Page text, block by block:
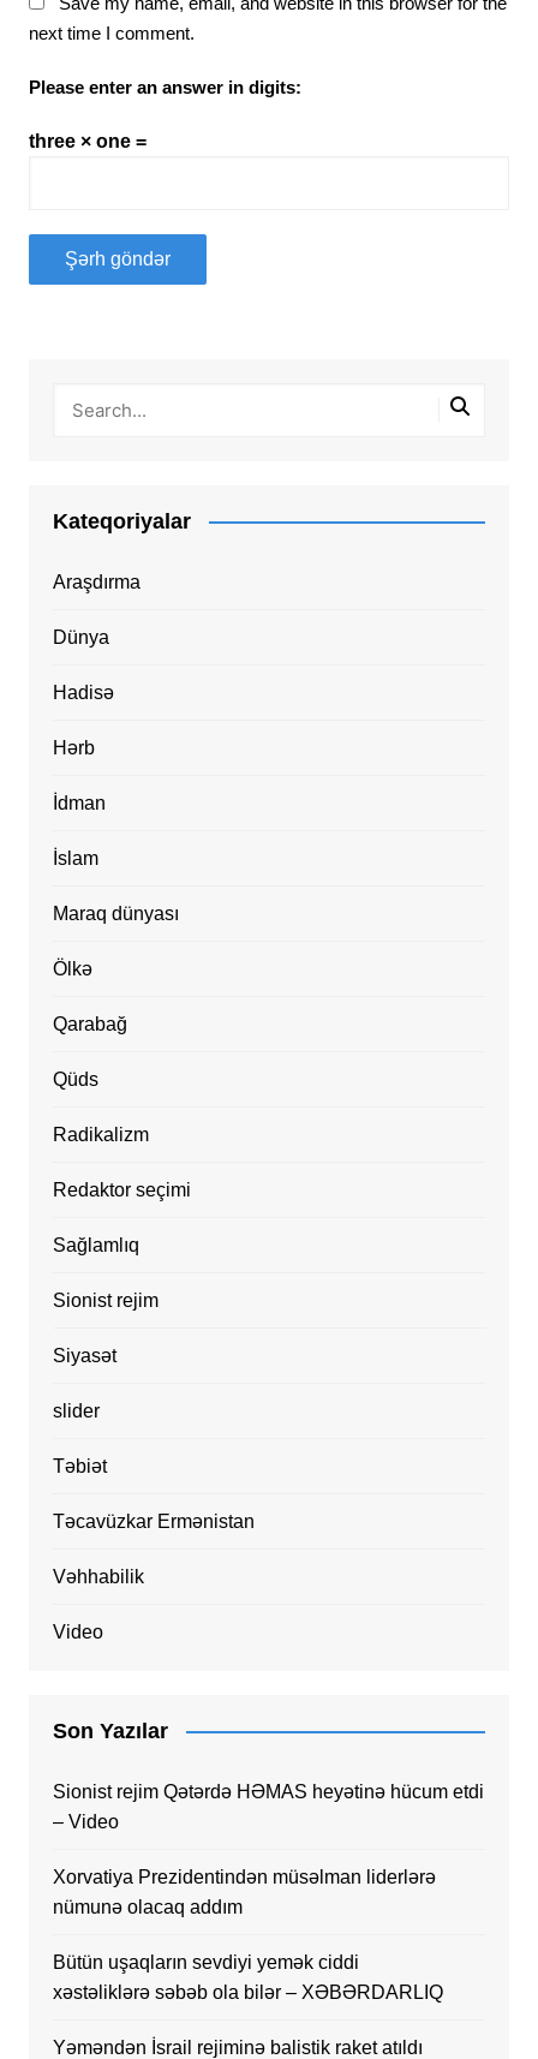
next time I comment.
Please enter an answer in digits:
three × one =
Kateqoriyalar
Araşdırma
Dünya
Hadisə
Hərb
İdman
İslam
Maraq dünyası
Ölkə
Qarabağ
Qüds
Radikalizm
Redaktor seçimi
Sağlamlıq
Sionist rejim
Siyasət
slider
Təbiət
Təcavüzkar Ermənistan
Vəhhabilik
Video
Son Yazılar
Sionist rejim Qətərdə HƏMAS heyətinə hücum etdi
– Video
Xorvatiya Prezidentindən müsəlman liderlərə
nümunə olacaq addım
Bütün uşaqların sevdiyi yemək ciddi
xəstəliklərə səbəb ola bilər – XƏBƏRDARLIQ
Yəməndən İsrail rejiminə balistik raket atıldı